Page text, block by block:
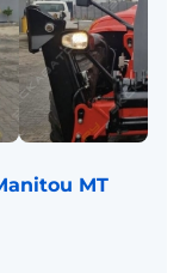
MT